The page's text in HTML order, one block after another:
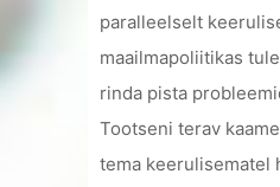
paralleelselt
maailmapoliitikas
rinda pista
Tootseni terav
tema keerulisematel